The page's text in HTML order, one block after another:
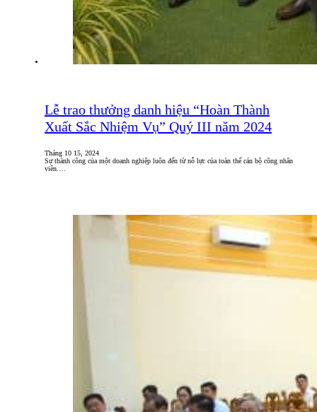
Lễ trao thưởng danh hiệu “Hoàn Thành
Xuất Sắc Nhiệm Vụ” Quý III năm 2024
Tháng 10 15, 2024
Sự thành công của một doanh nghiệp luôn đến từ nỗ lực của toàn thể cán bộ công nhân
viên.…